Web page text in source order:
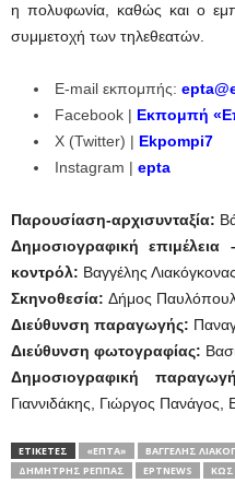
η πολυφωνία, καθώς και ο
συμμετοχή των τηλεθεατών.
E-mail εκπομπής:
Facebook | Εκπομπή
X (Twitter) | Ekpompi7
Instagram | epta
Παρουσίαση-αρχισυνταξία:
Δημοσιογραφική
κοντρόλ: Βαγγέλης Λιακόγκονας
Σκηνοθεσία: Δήμος
Διεύθυνση παραγωγής:
Διεύθυνση φωτογραφίας:
Δημοσιογραφική
Γιαννιδάκης, Γιώργος Πανάγος,
ΕΤΙΚΕΤΕΣ «ΕΠΤΆ» ΒΑΓΓΈΛΗΣ
ΔΗΜΉΤΡΗΣ ΡΈΠΠΑΣ
ΕΡΤNEWS